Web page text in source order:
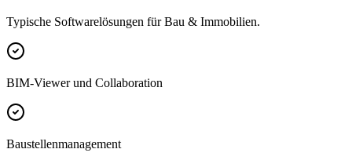
Typische Softwarelösungen für Bau & Immobilien.
BIM-Viewer und Collaboration
Baustellenmanagement